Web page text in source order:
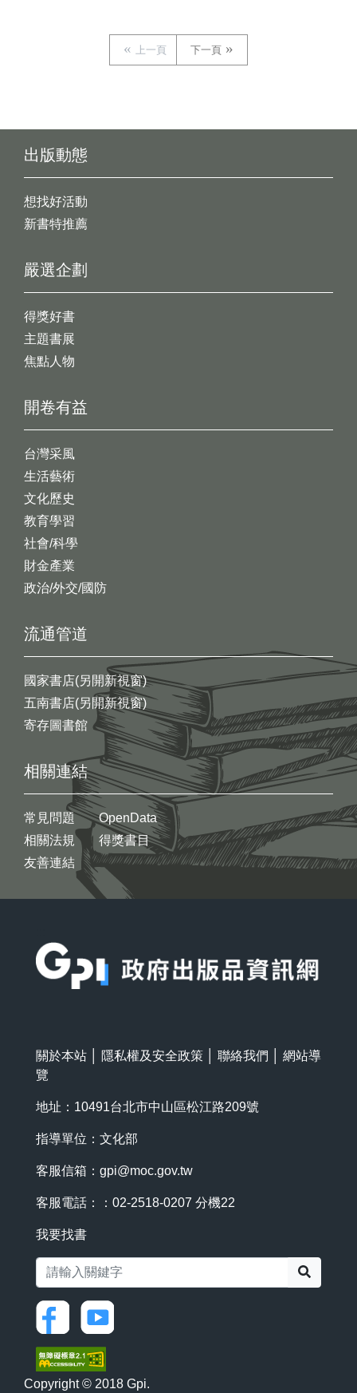
上一頁 下一頁
出版動態
想找好活動
新書特推薦
開卷有益
台灣采風
生活藝術
文化歷史
教育學習
社會/科學
財金產業
政治/外交/國防
嚴選企劃
得獎好書
主題書展
焦點人物
流通管道
國家書店(另開新視窗)
五南書店(另開新視窗)
寄存圖書館
相關連結
常見問題
相關法規
友善連結
OpenData
得獎書目
關於本站 隱私權及安全政策 聯絡我們
網站導
覽
地址：10491台北市中山區松江路209號
指導單位：文化部
客服信箱： gpi@moc.gov.tw
客服電話：：02-2518-0207 分機22
我要找書
Copyright © 2018 Gpi.